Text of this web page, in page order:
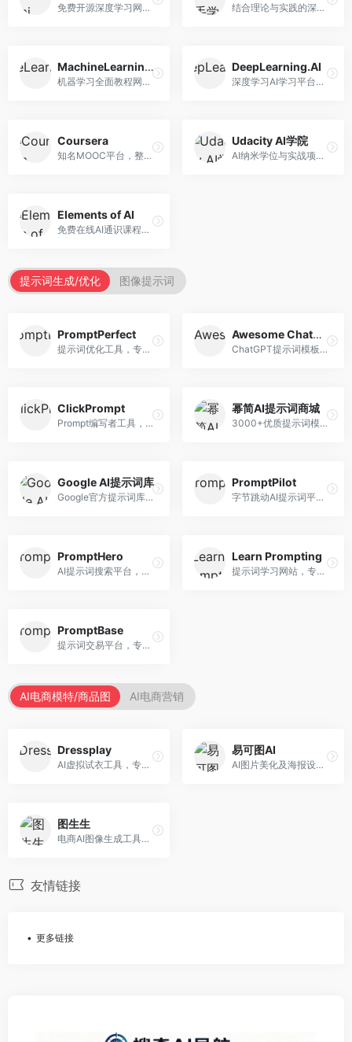
免费开源深度学习网站，专注于实用AI教学。面向开发者，提供免费深度学习课程、实战项目、代码库等资源，学习门槛低。 结合理论与实践的深度学习教材，专注于代码驱动学习。面向学生和开发者，提供深度学习理论、代码实现、练习题等资源，学习体验好。
MachineLearningMastery
机器学习全面教程网站，专注于实用技能教学。面向开发者，提供机器学习算法、Python实现、项目实战等教程，实用性强。
DeepLearning.AI
深度学习AI学习平台，由吴恩达创立。面向AI学习者，提供深度学习专项课程、AI新闻、技术社区等资源，课程质量权威。
Coursera
知名MOOC平台，整合全球顶尖大学课程资源。面向学习者，提供AI、机器学习、深度学习等课程，证书认可度高，课程质量专业。
Udacity AI学院
AI纳米学位与实战项目平台，专注于职业导向学习。面向AI从业者，提供机器学习、深度学习、计算机视觉等纳米学位，项目实战性强。
Elements of AI
免费在线AI通识课程，专注于AI基础知识普及。面向普通大众，提供AI概念、原理、应用等入门知识，语言通俗易懂。
提示词生成/优化 图像提示词
PromptPerfect
提示词优化工具，专注于提示词质量提升。面向AI用户，提供提示词优化、效果测试、版本对比等服务，提示词优化专业。
Awesome ChatGPT Prompts
ChatGPT提示词模板库，专注于实用提示词收集。面向ChatGPT用户，提供提示词模板、使用场景、效果展示等资源，模板实用性强。
ClickPrompt
Prompt编写者工具，专注于提示词创作辅助。面向提示词创作者，提供提示词编辑、测试、分享等服务，创作工具完善。
幂简AI提示词商城
3000+优质提示词模板平台，专注于中文提示词。面向中文AI用户，提供提示词模板、分类检索、一键使用等服务，中文提示词丰富。
Google AI提示词库
Google官方提示词库，专注于Gemini模型优化。面向开发者，提供官方提示词指南、最佳实践、示例代码等资源，权威性强。
PromptPilot
字节跳动AI提示词平台，专注于提示词优化与管理。面向AI用户，提供提示词优化、效果测试、团队协作等服务，企业级功能完善。
PromptHero
AI提示词搜索平台，整合多种AI工具提示词资源。面向AI创作者，提供提示词搜索、模板库、社区分享等服务，提示词资源丰富。
Learn Prompting
提示词学习网站，专注于提示词工程教育。面向AI学习者，提供提示词教程、最佳实践、案例研究等资源，教学内容系统。
PromptBase
提示词交易平台，专注于高质量提示词买卖。面向AI创作者，提供提示词交易、模板购买、创作者收益等服务，提示词质量高。
AI电商模特/商品图 AI电商营销
Dressplay
AI虚拟试衣工具，专注于服装电商体验。面向服装电商，提供虚拟试穿、尺码推荐、穿搭建议等服务，试衣体验真实。
易可图AI
AI图片美化及海报设计平台，专注于电商视觉设计。面向电商卖家，提供图片美化、海报设计、营销素材等服务，设计效率高。
图生生
电商AI图像生成工具，专注于商品图创作。面向电商卖家，提供商品图生成、背景替换、批量处理等服务，商品图质量高。
友情链接
更多链接